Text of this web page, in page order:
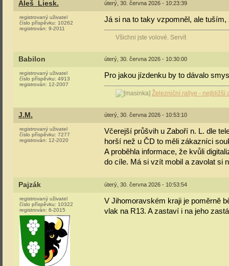
Aleš_Liesk. úterý, 30. června 2026 - 10:23:39
registrovaný uživatel
číslo příspěvku: 10262
registrován: 9-2011
Já si na to taky vzpomněl, ale
Všichni jste volové. Servít
Babilon úterý, 30. června 2026 - 10:30:00
registrovaný uživatel
číslo příspěvku: 4913
registrován: 12-2007
Pro jakou jízdenku by to dávalo
Železniční rallye - nejbližší
J.M. úterý, 30. června 2026 - 10:53:10
registrovaný uživatel
číslo příspěvku: 7277
registrován: 12-2020
Včerejší průšvih u Zaboří n. L. dle
horší než u ČD to měli zákazníci
A proběhla informace, že kvůli
do cíle. Má si vzít mobil a zavolat si
Pajzák úterý, 30. června 2026 - 10:53:54
registrovaný uživatel
číslo příspěvku: 10322
registrován: 6-2015
V Jihomoravském kraji je poměrně
vlak na R13. A zastaví i na jeho